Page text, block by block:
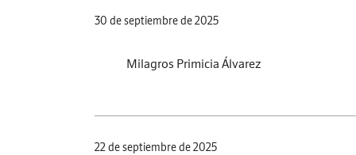
30 de septiembre de 2025
Milagros Primicia Álvarez
22 de septiembre de 2025